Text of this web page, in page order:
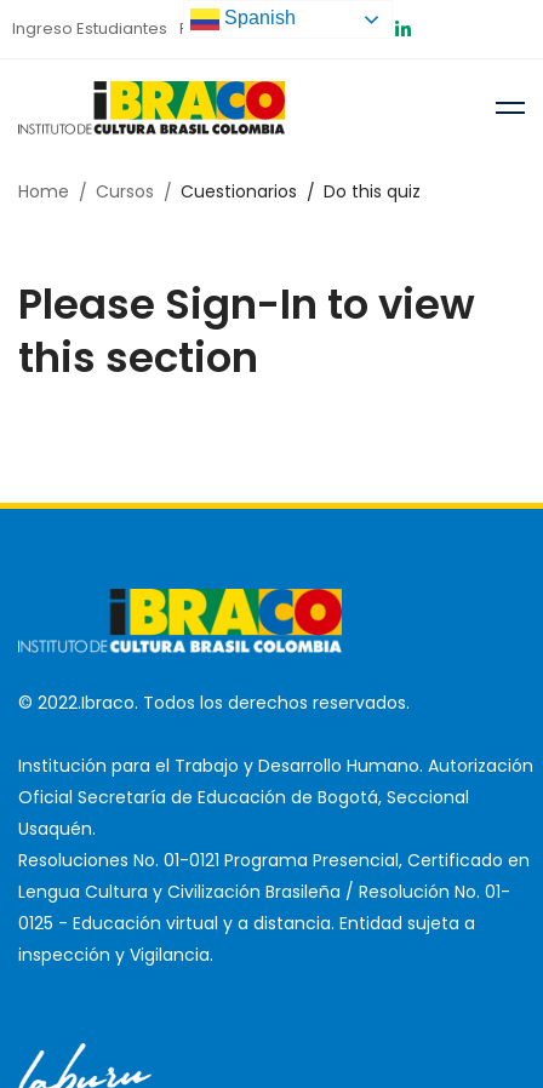
Ingreso Estudiantes Preinscripción
Home Cursos Cuestionarios Do this quiz
Please Sign-In to view
this section
© 2022.Ibraco. Todos los derechos reservados.
Institución para el Trabajo y Desarrollo Humano. Autorización
Oficial Secretaría de Educación de Bogotá, Seccional
Usaquén.
Resoluciones No. 01-0121 Programa Presencial, Certificado en
Lengua Cultura y Civilización Brasileña / Resolución No. 01-
0125 - Educación virtual y a distancia. Entidad sujeta a
inspección y Vigilancia.
Spanish